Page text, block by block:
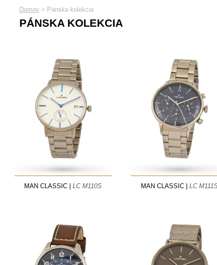
Domov > Pánska kolekcia
PÁNSKA KOLEKCIA
MAN CLASSIC | LC M110S MAN CLASSIC | LC